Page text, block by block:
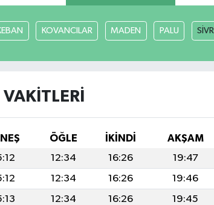
KOVANCILAR MADEN PALU
ÖĞLE İKINDI AKŞAM
12:34 16:26 19:47
12:34 16:26 19:46
12:34 16:26 19:45